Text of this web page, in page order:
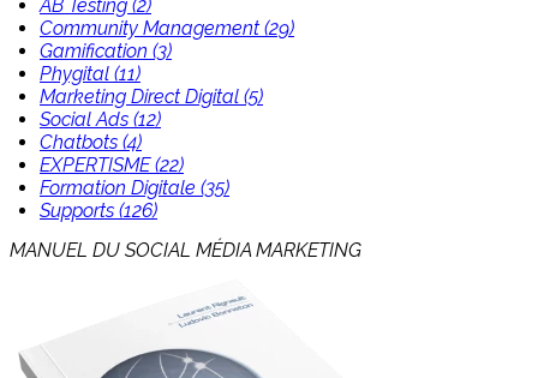
AB Testing (2)
Community Management (29)
Gamification (3)
Phygital (11)
Marketing Direct Digital (5)
Social Ads (12)
Chatbots (4)
EXPERTISME (22)
Formation Digitale (35)
Supports (126)
MANUEL DU SOCIAL MÉDIA MARKETING